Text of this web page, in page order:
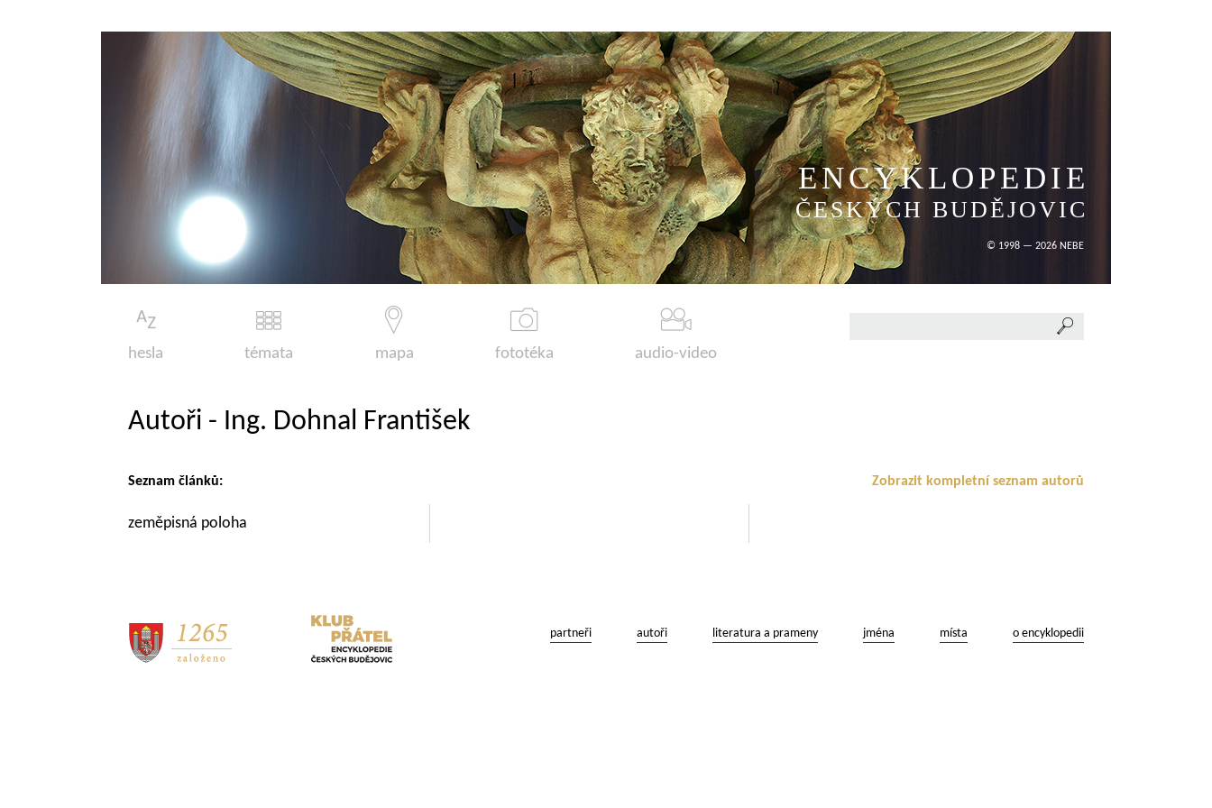
ENCYKLOPEDIE
ČESKÝCH BUDĚJOVIC
© 1998 — 2026 NEBE
hesla témata mapa fototéka audio-video
Autoři - Ing. Dohnal František
Zobrazit kompletní seznam autorů
Seznam článků:
zeměpisná poloha
partneři autoři literatura a prameny jména místa o encyklopedii